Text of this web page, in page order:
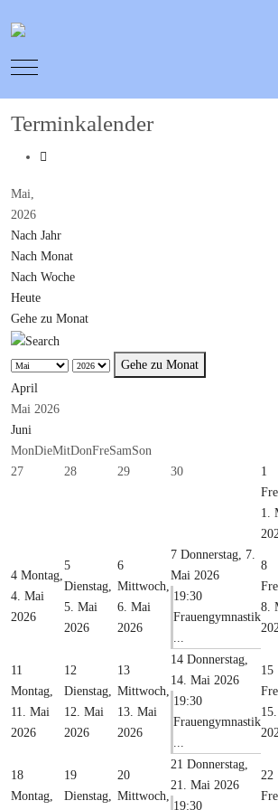
Mobile Menu Toggle
Terminkalender
Mai,
2026
Nach Jahr
Nach Monat
Nach Woche
Heute
Gehe zu Monat
Gehe zu Monat
April
Mai 2026
Juni
MonDieMitDonFreSamSon
27
28 29 30
1
1.
4 Montag,
4. Mai
2026
5
Dienstag,
5. Mai
2026
6
Mittwoch,
6. Mai
2026
7 Donnerstag, 7.
Mai 2026
19:30
Frauengymnastik
8
8.
11
Montag,
11. Mai
2026
12
Dienstag,
12. Mai
2026
13
Mittwoch,
13. Mai
2026
14 Donnerstag,
14. Mai 2026
19:30
Frauengymnastik
15
18
Montag,
19
Dienstag,
20
Mittwoch,
21 Donnerstag,
21. Mai 2026
19:30
22